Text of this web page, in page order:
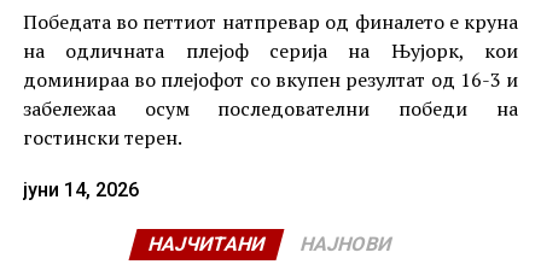
Победата во петтиот натпревар од финалето е круна
на одличната плејоф серија на Њујорк, кои
доминираа во плејофот со вкупен резултат од 16-3 и
забележаа осум последователни победи на
гостински терен.
јуни 14, 2026
НАЈЧИТАНИ НАЈНОВИ